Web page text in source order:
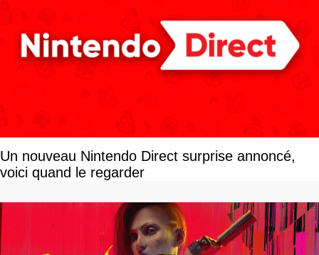
Un nouveau Nintendo Direct surprise annoncé,
voici quand le regarder